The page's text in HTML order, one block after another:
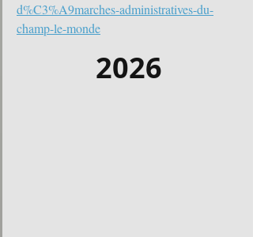
d%C3%A9marches-administratives-du-
champ-le-monde
2026